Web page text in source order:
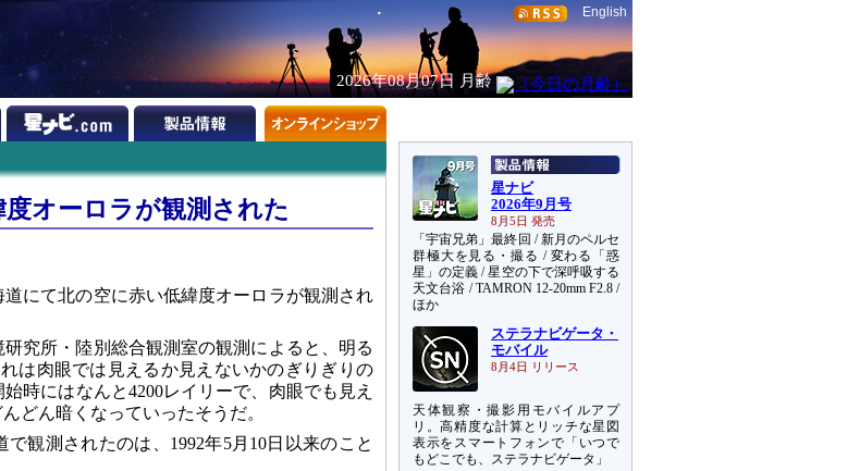
English
2026年08月07日 月齢
オーロラが観測された
にて北の空に赤い低緯度オーロラが観測され
究所・陸別総合観測室の観測によると、明る
は肉眼では見えるか見えないかのぎりぎりの
時にはなんと4200レイリーで、肉眼でも見え
どん暗くなっていったそうだ。
観測されたのは、1992年5月10日以来のこと
星ナビ
2026年9月号
8月5日 発売
「宇宙兄弟」最終回 / 新月のペルセ
群極大を見る・撮る / 変わる「惑
星」の定義 / 星空の下で深呼吸する
天文台浴 / TAMRON 12-20mm F2.8 /
ほか
ステラナビゲータ・
モバイル
8月4日 リリース
天体観察・撮影用モバイルアプ
リ。高精度な計算とリッチな星図
表示をスマートフォンで「いつで
もどこでも、ステラナビゲータ」